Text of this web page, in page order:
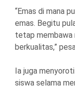
“Emas di mana
emas. Begitu
tetap membawa
berkualitas,”
Ia juga
siswa selama